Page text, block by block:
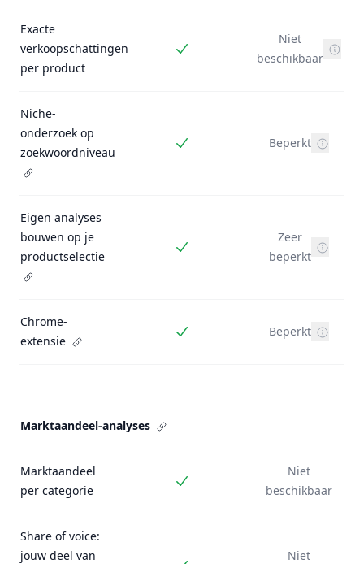
Exacte
verkoopschattingen
per product
Inbegrepen
Niet
beschikbaar
Niche-
onderzoek op
zoekwoordniveau
Inbegrepen Beperkt
Eigen analyses
bouwen op je
productselectie
Inbegrepen
Zeer
beperkt
Chrome-
extensie
Inbegrepen Beperkt
Marktaandeel-analyses
Marktaandeel
per categorie
Inbegrepen
Niet
beschikbaar
Share of voice:
jouw deel van
Niet